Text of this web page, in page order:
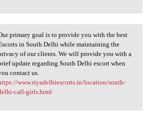
primary goal is to
primary goal is to provide you with the best
in South Delhi while maintaining the
of our clients. We will provide you with a
update regarding South Delhi escort when
contact us.
www.riyadelhiescorts.in/location/south-
call-girls.html